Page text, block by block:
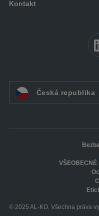
Kontakt
CZ: Česká republika
© 2025 AL-KO. Všechna práva
VŠEOBECNÉ